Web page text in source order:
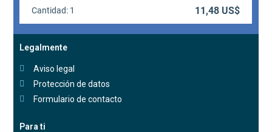
Legalmente
Aviso legal
Protección de datos
Formulario de contacto
Para ti